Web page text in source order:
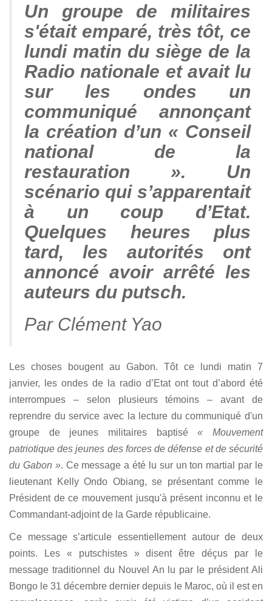
Un groupe de militaires
s'était emparé, très tôt, ce
lundi matin du siège de la
Radio nationale et avait lu
sur les ondes un
communiqué annonçant
la création d’un « Conseil
national de la
restauration ». Un
scénario qui s’apparentait
à un coup d’Etat.
Quelques heures plus
tard, les autorités ont
annoncé avoir arrêté les
auteurs du putsch.
Par Clément Yao
Les choses bougent au Gabon. Tôt ce lundi matin 7
janvier, les ondes de la radio d’Etat ont tout d’abord été
interrompues – selon plusieurs témoins – avant de
reprendre du service avec la lecture du communiqué d'un
groupe de jeunes militaires baptisé« Mouvement
patriotique des jeunes des forces de défense et de sécurité
du Gabon ». Ce message a été lu sur un ton martial par le
lieutenant Kelly Ondo Obiang, se présentant comme le
Président de ce mouvement jusqu'à présent inconnu et le
Commandant-adjoint de la Garde républicaine.
Ce message s’articule essentiellement autour de deux
points. Les « putschistes » disent être déçus par le
message traditionnel du Nouvel An lu par le président Ali
Bongo le 31 décembre dernier depuis le Maroc, où il est en